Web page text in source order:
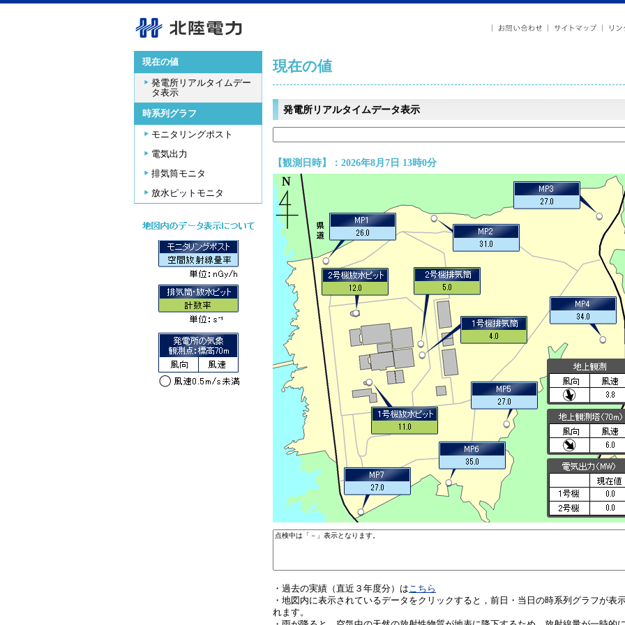
現在の値
発電所リアルタイムデー
タ表示
時系列グラフ
モニタリングポスト
電気出力
排気筒モニタ
放水ピットモニタ
現在の値
発電所リアルタイムデータ表示
【観測日時】：2026年8月7日 13時0分
・過去の実績（直近３年度分）はこちら
・地図内に表示されているデータをクリックすると，前日・当日の時系列グラフが表
れます。